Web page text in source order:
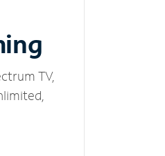
TV,